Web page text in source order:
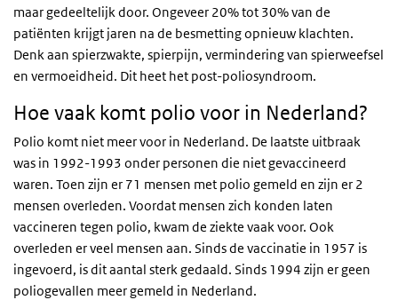
maar gedeeltelijk door. Ongeveer 20% tot 30% van de
patiënten krijgt jaren na de besmetting opnieuw klachten.
Denk aan spierzwakte, spierpijn, vermindering van spierweefsel
en vermoeidheid. Dit heet het post-poliosyndroom.
Hoe vaak komt polio voor in Nederland?
Polio komt niet meer voor in Nederland. De laatste uitbraak
was in 1992-1993 onder personen die niet gevaccineerd
waren. Toen zijn er 71 mensen met polio gemeld en zijn er 2
mensen overleden. Voordat mensen zich konden laten
vaccineren tegen polio, kwam de ziekte vaak voor. Ook
overleden er veel mensen aan. Sinds de vaccinatie in 1957 is
ingevoerd, is dit aantal sterk gedaald. Sinds 1994 zijn er geen
poliogevallen meer gemeld in Nederland.